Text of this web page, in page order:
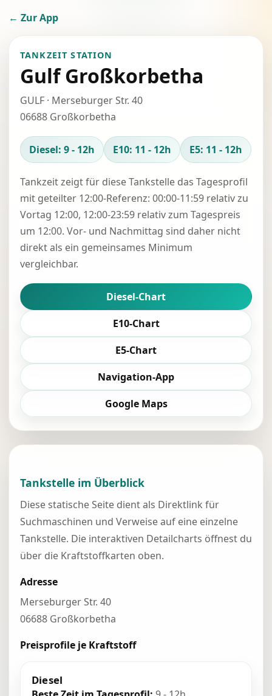
← Zur App
TANKZEIT STATION
Gulf Großkorbetha
GULF · Merseburger Str. 40
06688 Großkorbetha
Diesel: 9 - 12h E10: 11 - 12h E5: 11 - 12h
Tankzeit zeigt für diese Tankstelle das Tagesprofil
mit geteilter 12:00-Referenz: 00:00-11:59 relativ zu
Vortag 12:00, 12:00-23:59 relativ zum Tagespreis
um 12:00. Vor- und Nachmittag sind daher nicht
direkt als ein gemeinsames Minimum
vergleichbar.
Diesel-Chart
E10-Chart
E5-Chart
Navigation-App
Google Maps
Tankstelle im Überblick
Diese statische Seite dient als Direktlink für
Suchmaschinen und Verweise auf eine einzelne
Tankstelle. Die interaktiven Detailcharts öffnest du
über die Kraftstoffkarten oben.
Adresse
Merseburger Str. 40
06688 Großkorbetha
Preisprofile je Kraftstoff
Diesel